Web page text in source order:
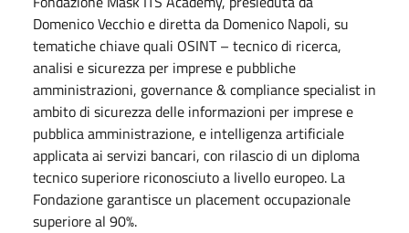
Domenico Vecchio e diretta da Domenico Napoli, su
tematiche chiave quali OSINT – tecnico di ricerca,
analisi e sicurezza per imprese e pubbliche
amministrazioni, governance & compliance specialist in
ambito di sicurezza delle informazioni per imprese e
pubblica amministrazione, e intelligenza artificiale
applicata ai servizi bancari, con rilascio di un diploma
tecnico superiore riconosciuto a livello europeo. La
Fondazione garantisce un placement occupazionale
superiore al 90%.